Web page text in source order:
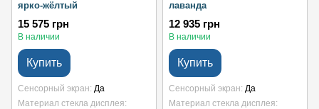
ярко-жёлтый
15 575 грн
В наличии
Купить
Сенсорный экран Да
Материал стекла дисплея
лаванда
12 935 грн
В наличии
Купить
Сенсорный экран Да
Материал стекла дисплея